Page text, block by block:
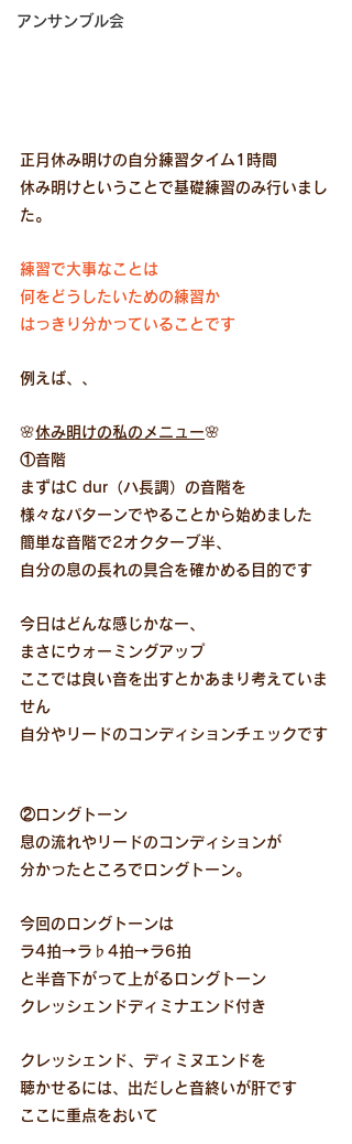
アンサンブル会
正月休み明けの自分練習タイム1時間
休み明けということで基礎練習のみ行いまし
た。
練習で大事なことは
何をどうしたいための練習か
はっきり分かっていることです
例えば、、
🌸休み明けの私のメニュー🌸
①音階
まずはC dur（ハ長調）の音階を
様々なパターンでやることから始めました
簡単な音階で2オクターブ半、
自分の息の長れの具合を確かめる目的です
今日はどんな感じかなー、
まさにウォーミングアップ
ここでは良い音を出すとかあまり考えていま
せん
自分やリードのコンディションチェックです
②ロングトーン
息の流れやリードのコンディションが
分かったところでロングトーン。
今回のロングトーンは
ラ4拍→ラ♭4拍→ラ6拍
と半音下がって上がるロングトーン
クレッシェンドディミナエンド付き
クレッシェンド、ディミヌエンドを
聴かせるには、出だしと音終いが肝です
ここに重点をおいて